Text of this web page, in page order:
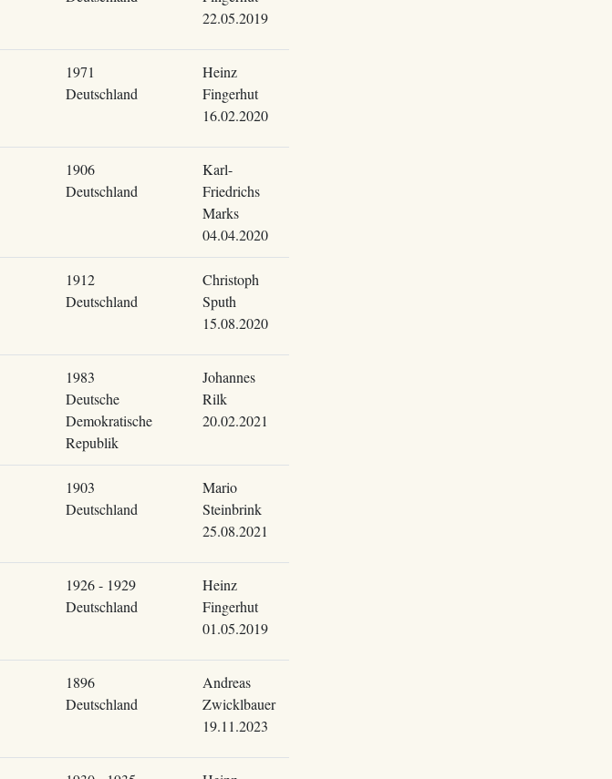
22.05.2019
1971
Deutschland
Heinz
Fingerhut
16.02.2020
1906
Deutschland
Karl-
Friedrichs
Marks
04.04.2020
1912
Deutschland
Christoph
Sputh
15.08.2020
1983
Deutsche
Demokratische
Republik
Johannes
Rilk
20.02.2021
1903
Deutschland
Mario
Steinbrink
25.08.2021
1926 - 1929
Deutschland
Heinz
Fingerhut
01.05.2019
1896
Deutschland
Andreas
Zwicklbauer
19.11.2023